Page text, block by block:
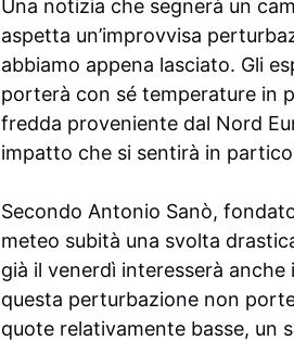
Una notizia che segnerà un
aspetta un’improvvisa
abbiamo appena lasciato. Gli
porterà con sé temperature in
fredda proveniente dal Nord
impatto che si sentirà in
Secondo Antonio Sanò,
meteo subità una svolta
già il venerdì interesserà anche
questa perturbazione non
quote relativamente basse, un